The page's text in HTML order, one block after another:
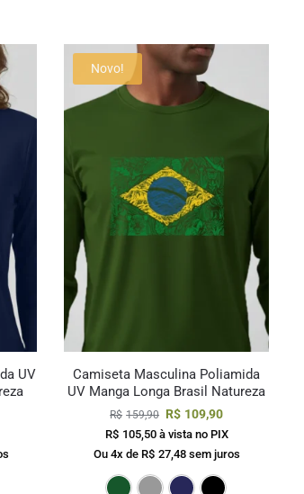
UV
Novo!
Camiseta Masculina Poliamida
UV Manga Longa Brasil Natureza
R$ 159,90 R$ 109,90
R$ 105,50 à vista no PIX
Ou 4x de R$ 27,48 sem juros
Verde Escuro